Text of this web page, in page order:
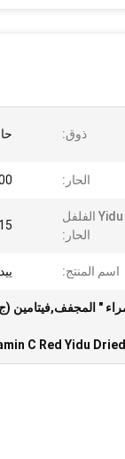
ذوق:
الحار:
طول Yidu الفلفل
الحار:
7-
اسم المنتج:
" المجفف,فيتامين
C Red Yidu